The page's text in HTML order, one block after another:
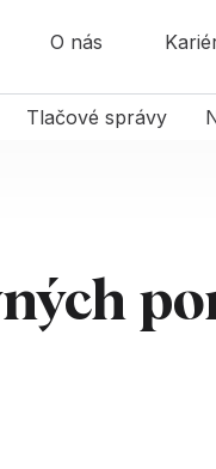
O nás
Tlačové správy